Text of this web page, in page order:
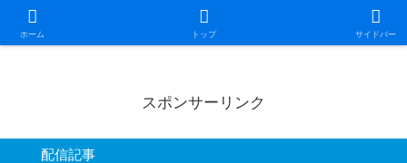
ホーム トップ サイドバー
日本第一！ニュース録
スポンサーリンク
配信記事